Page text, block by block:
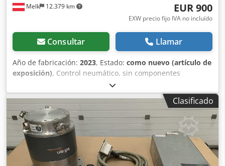
Melk 12.379 km EUR 900
EXW precio fijo IVA no incluído
Consultar Llamar
Año de fabricación: 2023, Estado: como nuevo (artículo de
exposición), Control neumático, sin componentes
eléctricos Portaherramientas para guardar llaves de
impacto y vasos Gancho de retención para asegurar las
ruedas contra caídas Ruedas bloqueables para bloquear el
soporte de las ruedas Dksdpon Atm Iofx Apbor Capacidad
de carga 65 kg Altura de elevación 1,2 m Altura mínima de
la sala 2,8 m
Clasificado